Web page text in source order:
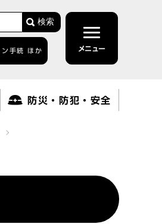
検索
ン手続 ほか メニュー
防災・防犯・安全